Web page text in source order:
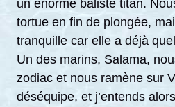
un énorme baliste titan.
tortue en fin de plongée,
tranquille car elle a déjà
Un des marins, Salama,
zodiac et nous ramène sur
déséquipe, et j’entends